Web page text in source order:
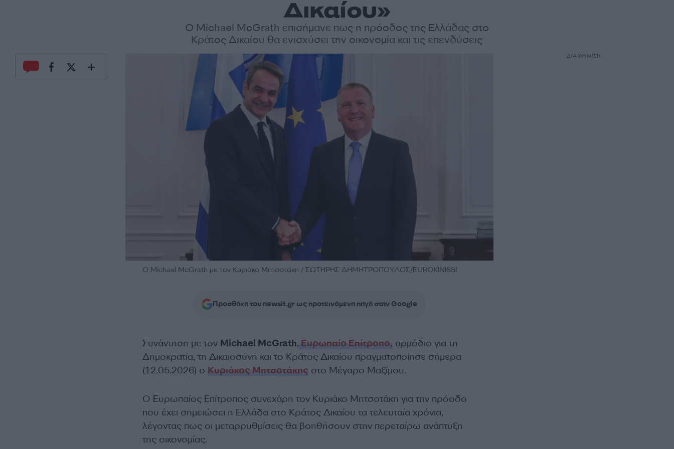
Δικαίου»
Ο Michael McGrath επισήμανε πως η πρόοδος της Ελλάδας στο
Κράτος Δικαίου θα ενισχύσει την οικονομία και τις επενδύσεις
Ο Michael McGrath με τον Κυριάκο Μητσοτάκη / ΣΩΤΗΡΗΣ ΔΗΜΗΤΡΟΠΟΥΛΟΣ/EUROKINISSI
Προσθήκη του newsit.gr ως προτεινόμενη πηγή στην Google
Συνάντηση με τον Michael McGrath, Ευρωπαίο Επίτροπο, αρμόδιο για τη
Δημοκρατία, τη Δικαιοσύνη και το Κράτος Δικαίου πραγματοποίησε σήμερα
(12.05.2026) ο Κυριάκος Μητσοτάκης στο Μέγαρο Μαξίμου.
Ο Ευρωπαίος Επίτροπος συνεχάρη τον Κυριάκο Μητσοτάκη για την πρόοδο
που έχει σημειώσει η Ελλάδα στο Κράτος Δικαίου τα τελευταία χρόνια,
λέγοντας πως οι μεταρρυθμίσεις θα βοηθήσουν στην περεταίρω ανάπτυξη
της οικονομίας.
ΔΙΑΦΗΜΙΣΗ